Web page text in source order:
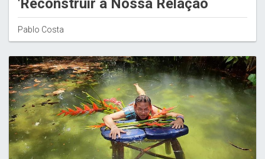
'Reconstruir a Nossa Relação
Pablo Costa